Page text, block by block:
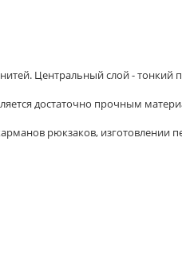
Центральный слой - тонкий
достаточно прочным
рюкзаков, изготовлении